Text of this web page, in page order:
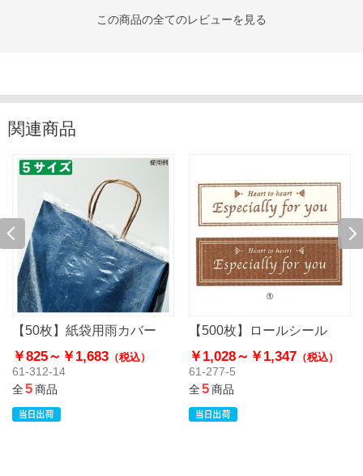
この商品の全てのレビューを見る
関連商品
【50枚】紙袋用雨カバー
￥825～ ￥1,683 （税込）
61-312-14
全5商品
【500枚】ロールシール
￥1,028～ ￥1,347 （税込）
61-277-5
全5商品